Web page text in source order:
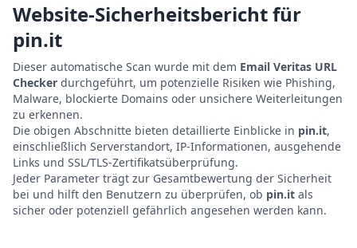
Website-Sicherheitsbericht für
pin.it
Dieser automatische Scan wurde mit dem Email Veritas URL
Checker durchgeführt, um potenzielle Risiken wie Phishing,
Malware, blockierte Domains oder unsichere Weiterleitungen
zu erkennen.
Die obigen Abschnitte bieten detaillierte Einblicke in pin.it,
einschließlich Serverstandort, IP-Informationen, ausgehende
Links und SSL/TLS-Zertifikatsüberprüfung.
Jeder Parameter trägt zur Gesamtbewertung der Sicherheit
bei und hilft den Benutzern zu überprüfen, ob pin.it als
sicher oder potenziell gefährlich angesehen werden kann.